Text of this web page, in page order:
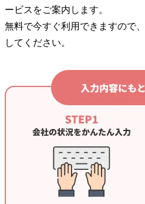
ービスをご案内します。
無料で今すぐ利用できますので
してください。